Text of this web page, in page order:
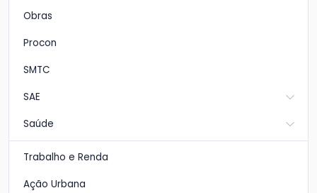
Obras
Procon
SMTC
SAE
Saúde
Trabalho e Renda
Ação Urbana